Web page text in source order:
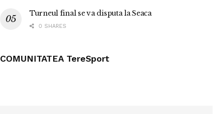
Turneul final se va disputa la Seaca
0 SHARES
COMUNITATEA TereSport